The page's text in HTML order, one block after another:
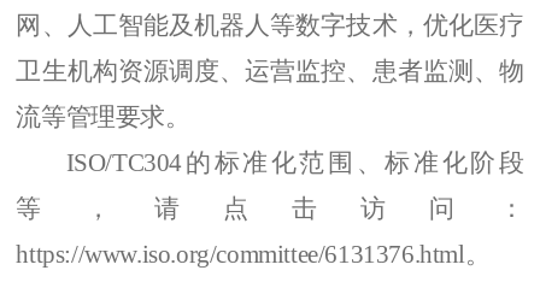
网、人工智能及机器人等数字技术，优化医疗
卫生机构资源调度、运营监控、患者监测、物
流等管理要求。
ISO/TC304的标准化范围、标准化阶段
等
， 请点击访问
：
https://www.iso.org/committee/6131376.html。